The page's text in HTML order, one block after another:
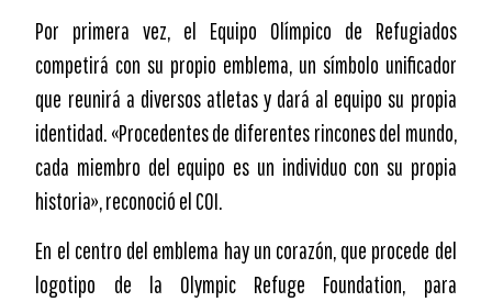
Por primera vez, el Equipo Olímpico de Refugiados
competirá con su propio emblema, un símbolo unificador
que reunirá a diversos atletas y dará al equipo su propia
identidad. «Procedentes de diferentes rincones del mundo,
cada miembro del equipo es un individuo con su propia
historia», reconoció el COI.
En el centro del emblema hay un corazón, que procede del
logotipo de la Olympic Refuge Foundation, para